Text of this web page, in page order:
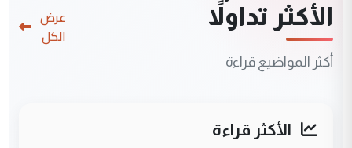
الأكثر تداولاً
أكثر المواضيع قراءة
عرض
الكل
الأكثر قراءة